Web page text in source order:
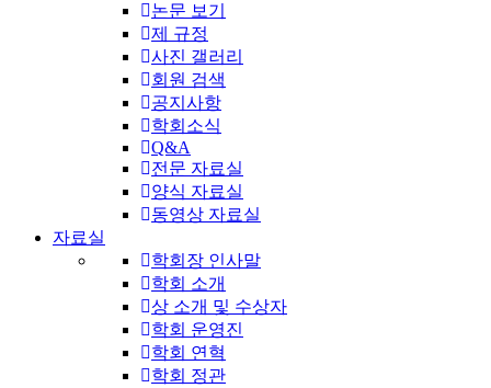
논문 보기
제 규정
사진 갤러리
회원 검색
공지사항
학회소식
Q&A
전문 자료실
양식 자료실
동영상 자료실
자료실
학회장 인사말
학회 소개
상 소개 및 수상자
학회 운영진
학회 연혁
학회 정관